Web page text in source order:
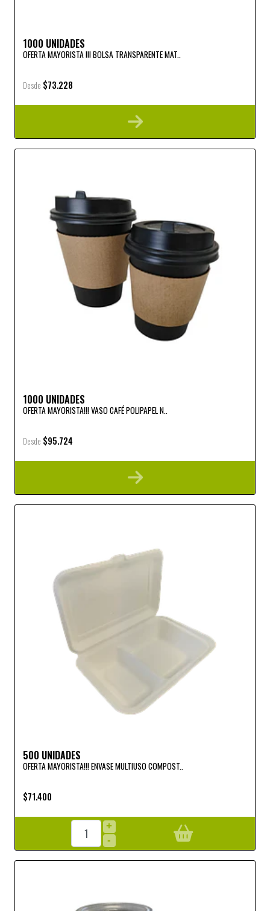
1000 UNIDADES
OFERTA MAYORISTA !!! BOLSA TRANSPARENTE MAT..
Desde $73.228
1000 UNIDADES
OFERTA MAYORISTA!!! VASO CAFÉ POLIPAPEL N..
Desde $95.724
500 UNIDADES
OFERTA MAYORISTA!!! ENVASE MULTIUSO COMPOST..
$71.400
+
-